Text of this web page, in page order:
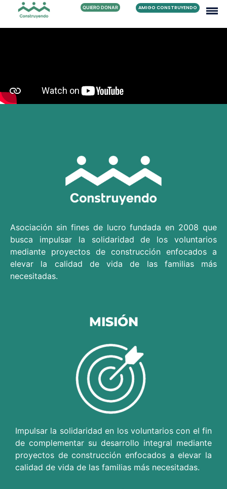
QUIERO DONAR AMIGO CONSTRUYENDO
Asociación sin fines de lucro fundada en 2008 que
busca impulsar la solidaridad de los voluntarios
mediante proyectos de construcción enfocados a
elevar la calidad de vida de las familias más
necesitadas.
MISIÓN
Impulsar la solidaridad en los voluntarios con el fin
de complementar su desarrollo integral mediante
proyectos de construcción enfocados a elevar la
calidad de vida de las familias más necesitadas.